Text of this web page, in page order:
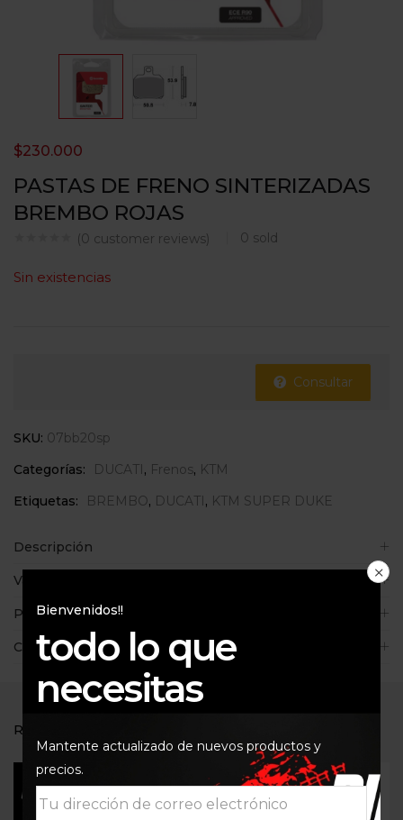
PASTAS DE FRENO SINTERIZADAS
BREMBO ROJAS
(0 customer reviews) 0 sold
$230.000
Sin existencias
Consultar
SKU: 07bb20sp
Categorías:
DUCATI, Frenos, KTM
Etiquetas:
BREMBO, DUCATI, KTM SUPER DUKE
Descripción
Valoraciones (0)
Políticas de la tienda
Consultas
RELATED PRODUCTS
Bienvenidos!!
todo lo que
necesitas
Mantente actualizado de nuevos productos y
precios.